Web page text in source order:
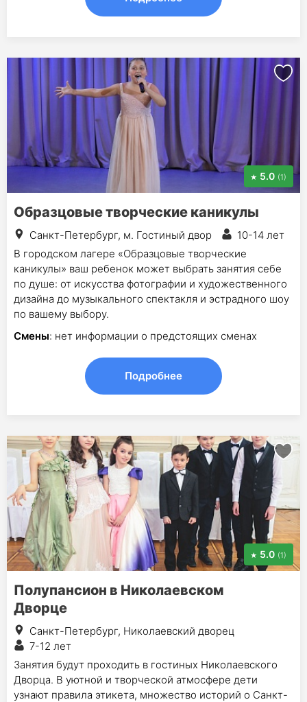
5.0 (1)
Образцовые творческие каникулы
Санкт-Петербург, м. Гостиный двор
10-14 лет
В городском лагере «Образцовые творческие
каникулы» ваш ребенок может выбрать занятия себе
по душе: от искусства фотографии и художественного
дизайна до музыкального спектакля и эстрадного шоу
по вашему выбору.
Смены: нет информации о предстоящих сменах
Подробнее
5.0 (1)
Полупансион в Николаевском
Дворце
Санкт-Петербург, Николаевский дворец
7-12 лет
Занятия будут проходить в гостиных Николаевского
Дворца. В уютной и творческой атмосфере дети
узнают правила этикета, множество историй о Санкт-